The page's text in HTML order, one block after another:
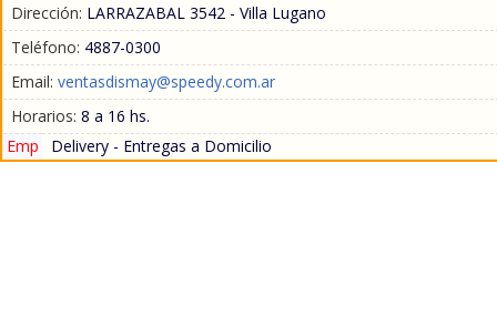
Dirección: LARRAZABAL 3542 - Villa Lugano
Teléfono: 4887-0300
Email: ventasdismay@speedy.com.ar
Horarios: 8 a 16 hs.
Emp
Delivery - Entregas a Domicilio